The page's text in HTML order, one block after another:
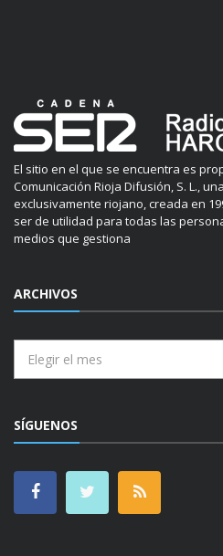
El sitio en el que se encuentra es
Comunicación Rioja Difusión, S. L.,
exclusivamente riojano, creada en
ser de utilidad para todas las
medios que gestiona
ARCHIVOS
SÍGUENOS